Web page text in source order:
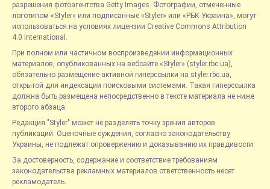
разрешения фотоагентства Getty Images. Фотографии, отмеченные
логотипом «Styler» или подписанные «Styler» или «РБК-Украина», могут
использоваться на условиях лицензии Creative Commons Attribution
4.0 International.
При полном или частичном воспроизведении информационных
материалов, опубликованных на вебсайте «Styler» (styler.rbc.ua),
обязательно размещение активной гиперссылки на styler.rbc.ua,
открытой для индексации поисковыми системами. Такая гиперссылка
должна быть размещена непосредственно в тексте материала не ниже
второго абзаца.
Редакция "Styler" может не разделять точку зрения авторов
публикаций. Оценочные суждения, согласно законодательству
Украины, не подлежат опровержению и доказыванию их правдивости.
За достоверность, содержание и соответствие требованиям
законодательства рекламных материалов ответственность несет
рекламодатель.